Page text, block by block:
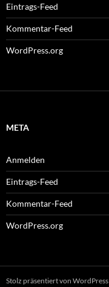
Eintrags-Feed
Kommentar-Feed
WordPress.org
META
Anmelden
Eintrags-Feed
Kommentar-Feed
WordPress.org
Stolz präsentiert von WordPress